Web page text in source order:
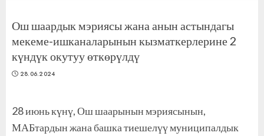
Ош шаардык мэриясы жана анын астындагы
мекеме-ишканаларынын кызматкерлерине 2
күндүк окутуу өткөрүлдү
28.06.2024
28 июнь күнү, Ош шаарынын мэриясынын,
МАБтардын жана башка тиешелүү муниципалдык